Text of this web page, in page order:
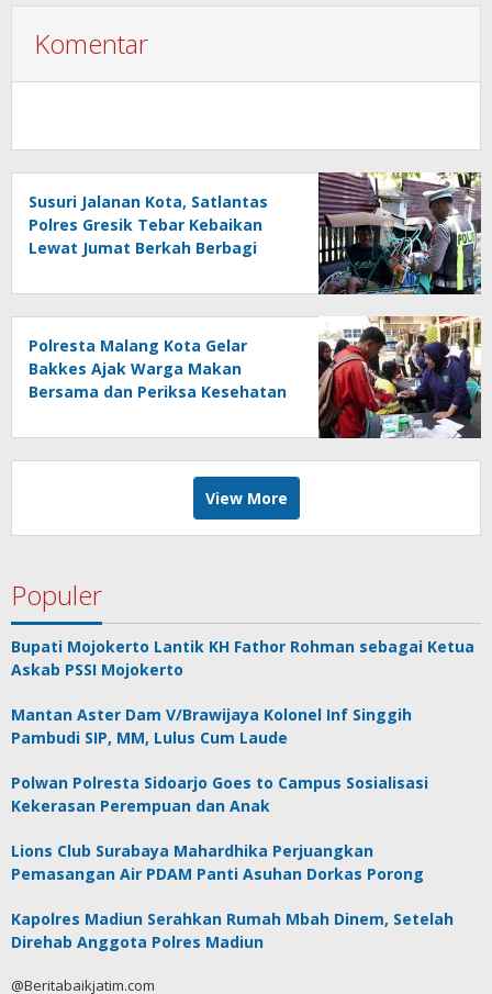
Komentar
Susuri Jalanan Kota, Satlantas
Polres Gresik Tebar Kebaikan
Lewat Jumat Berkah Berbagi
Polresta Malang Kota Gelar
Bakkes Ajak Warga Makan
Bersama dan Periksa Kesehatan
View More
Populer
Bupati Mojokerto Lantik KH Fathor Rohman sebagai Ketua
Askab PSSI Mojokerto
Mantan Aster Dam V/Brawijaya Kolonel Inf Singgih
Pambudi SIP, MM, Lulus Cum Laude
Polwan Polresta Sidoarjo Goes to Campus Sosialisasi
Kekerasan Perempuan dan Anak
Lions Club Surabaya Mahardhika Perjuangkan
Pemasangan Air PDAM Panti Asuhan Dorkas Porong
Kapolres Madiun Serahkan Rumah Mbah Dinem, Setelah
Direhab Anggota Polres Madiun
@Beritabaikjatim.com